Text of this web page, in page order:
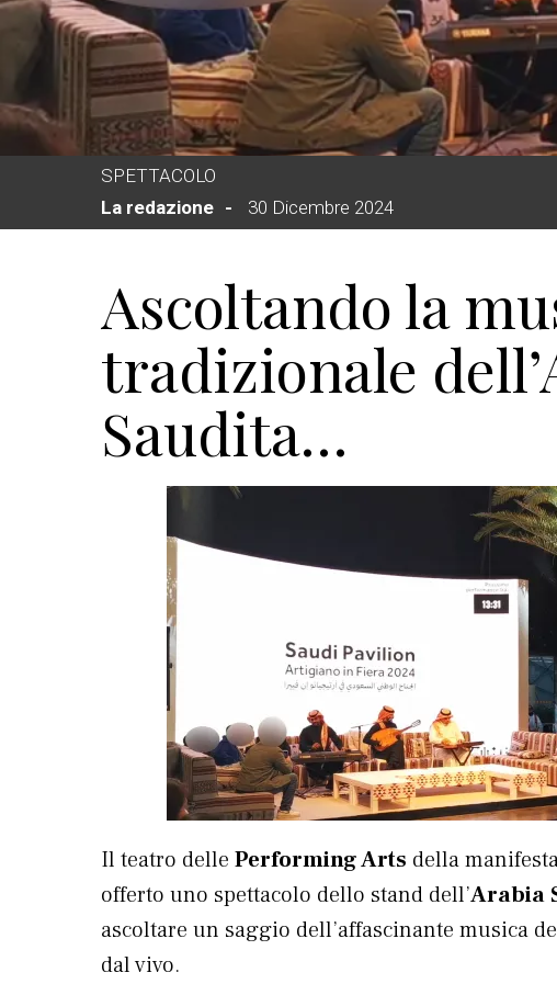
SPETTACOLO
La redazione
30 Dicembre 2024
Ascoltando la
tradizionale
Saudita…
Il teatro delle Performing Arts della
offerto uno spettacolo dello stand dell’Arabia
ascoltare un saggio dell’affascinante musica
dal vivo.